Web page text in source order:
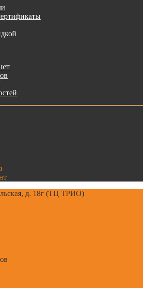
д. 18г (ТЦ ТРИО)